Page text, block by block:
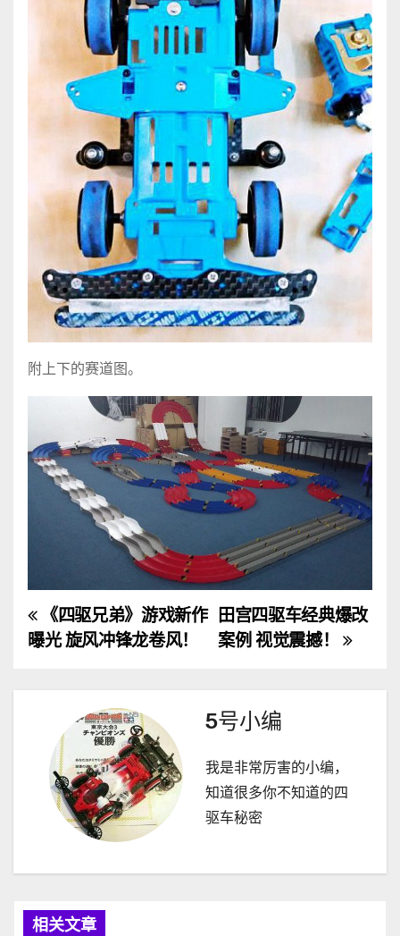
附上下的赛道图。
文
章
田宫四驱车经典爆改
案例 视觉震撼！
《四驱兄弟》游戏新作
曝光 旋风冲锋龙卷风！
5号小编
我是非常厉害的小编，
知道很多你不知道的四
驱车秘密
相关文章